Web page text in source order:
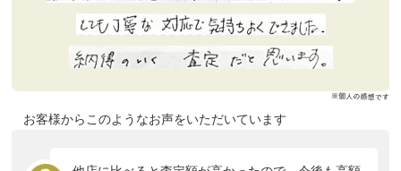
お客様からこのようなお声をいただいています